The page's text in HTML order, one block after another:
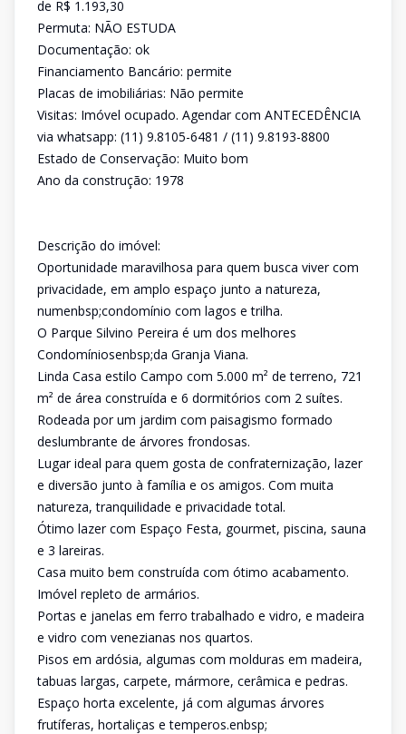
de R$ 1.193,30
Permuta: NÃO ESTUDA
Documentação: ok
Financiamento Bancário: permite
Placas de imobiliárias: Não permite
Visitas: Imóvel ocupado. Agendar com ANTECEDÊNCIA
via whatsapp: (11) 9.8105-6481 / (11) 9.8193-8800
Estado de Conservação: Muito bom
Ano da construção: 1978
Descrição do imóvel:
Oportunidade maravilhosa para quem busca viver com
privacidade, em amplo espaço junto a natureza,
numenbsp;condomínio com lagos e trilha.
O Parque Silvino Pereira é um dos melhores
Condomíniosenbsp;da Granja Viana.
Linda Casa estilo Campo com 5.000 m² de terreno, 721
m² de área construída e 6 dormitórios com 2 suítes.
Rodeada por um jardim com paisagismo formado
deslumbrante de árvores frondosas.
Lugar ideal para quem gosta de confraternização, lazer
e diversão junto à família e os amigos. Com muita
natureza, tranquilidade e privacidade total.
Ótimo lazer com Espaço Festa, gourmet, piscina, sauna
e 3 lareiras.
Casa muito bem construída com ótimo acabamento.
Imóvel repleto de armários.
Portas e janelas em ferro trabalhado e vidro, e madeira
e vidro com venezianas nos quartos.
Pisos em ardósia, algumas com molduras em madeira,
tabuas largas, carpete, mármore, cerâmica e pedras.
Espaço horta excelente, já com algumas árvores
frutíferas, hortaliças e temperos.enbsp;